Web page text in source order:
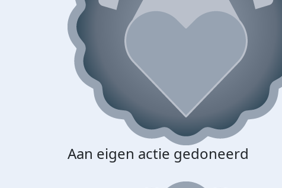
Aan eigen actie gedoneerd